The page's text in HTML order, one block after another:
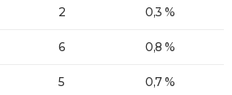
2 0,3 %
6 0,8 %
5 0,7 %